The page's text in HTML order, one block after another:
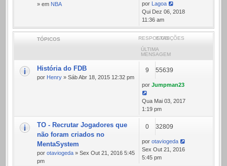
» em NBA por
Lagoa
Qui Dez 06, 2018
11:36 am
TÓPICOS RESPOSTASEXIBIÇÕES
ÚLTIMA
MENSAGEM
História do FDB
por Henry » Sáb Abr 18, 2015 12:32 pm
9 55639
por Jumpman23
Qua Mai 03, 2017
1:19 pm
TO - Recrutar Jogadores que
não foram criados no
MentaSystem
por otaviogeda » Sex Out 21, 2016 5:45
pm
0 32809
por otaviogeda
Sex Out 21, 2016
5:45 pm